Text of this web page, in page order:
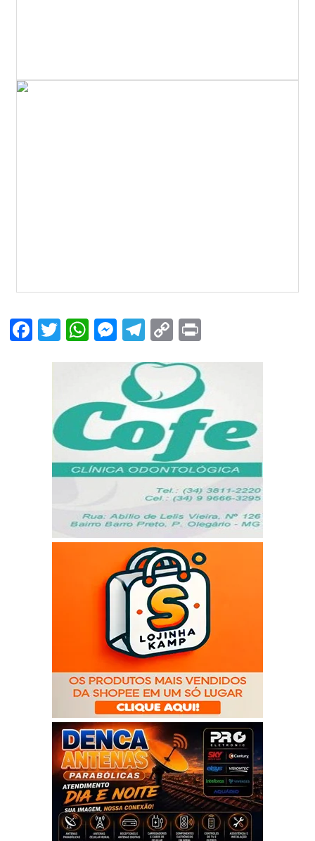
Facebook
Twitter
WhatsApp
Messenger
Telegram
Copy